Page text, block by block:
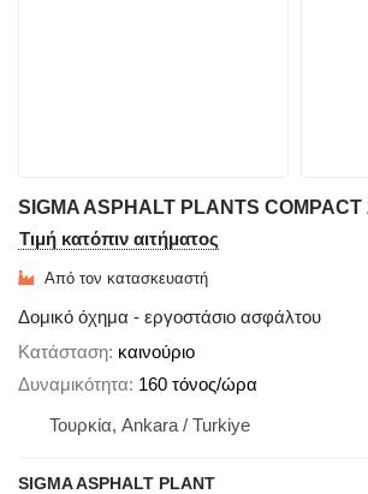
SIGMA ASPHALT PLANTS COMPACT
Τιμή κατόπιν αιτήματος
Από τον κατασκευαστή
Δομικό όχημα - εργοστάσιο ασφάλτου
Κατάσταση καινούριο
Δυναμικότητα 160 τόνος/ώρα
Τουρκία, Ankara / Turkiye
SIGMA ASPHALT PLANT